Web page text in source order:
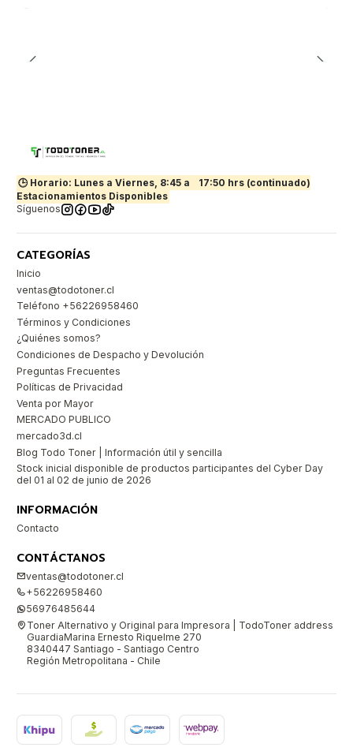
🕒 Horario: Lunes a Viernes, 8:45 a
17:50 hrs (continuado)
Estacionamientos Disponibles
Síguenos
CATEGORÍAS
Inicio
ventas@todotoner.cl
Teléfono +56226958460
Términos y Condiciones
¿Quiénes somos?
Condiciones de Despacho y Devolución
Preguntas Frecuentes
Políticas de Privacidad
Venta por Mayor
MERCADO PUBLICO
mercado3d.cl
Blog Todo Toner | Información útil y sencilla
Stock inicial disponible de productos participantes del Cyber Day
del 01 al 02 de junio de 2026
INFORMACIÓN
Contacto
CONTÁCTANOS
ventas@todotoner.cl
+56226958460
56976485644
Toner Alternativo y Original para Impresora | TodoToner address
GuardiaMarina Ernesto Riquelme 270
8340447 Santiago - Santiago Centro
Región Metropolitana - Chile